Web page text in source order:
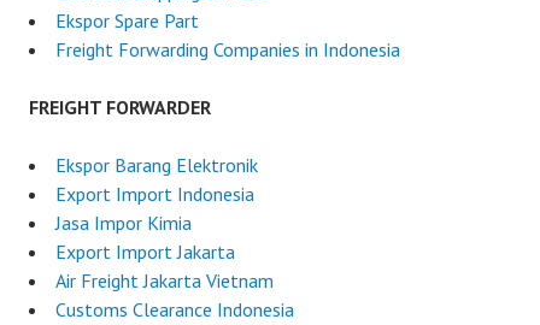
Ekspor Spare Part
Freight Forwarding Companies in Indonesia
FREIGHT FORWARDER
Ekspor Barang Elektronik
Export Import Indonesia
Jasa Impor Kimia
Export Import Jakarta
Air Freight Jakarta Vietnam
Customs Clearance Indonesia